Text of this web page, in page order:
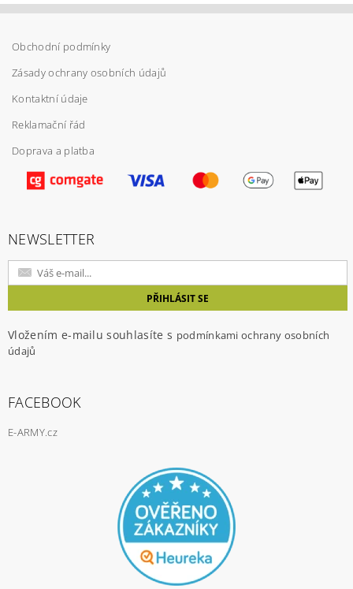
Vložením hodnocení souhlasíte spodmínkami
ochrany osobních údajů
Obchodní podmínky
Zásady ochrany osobních údajů
Kontaktní údaje
Reklamační řád
Doprava a platba
NEWSLETTER
Vložením e-mailu souhlasíte s podmínkami ochrany osobních
údajů
FACEBOOK
E-ARMY.cz